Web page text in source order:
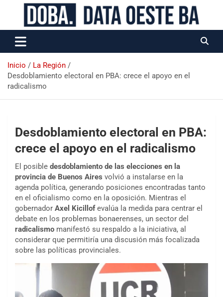
Data Oeste BA
Inicio
La Región
Desdoblamiento electoral en PBA: crece el apoyo en el
radicalismo
Desdoblamiento electoral en PBA:
crece el apoyo en el radicalismo
El posible desdoblamiento de las elecciones en la
provincia de Buenos Aires volvió a instalarse en la
agenda política, generando posiciones encontradas tanto
en el oficialismo como en la oposición. Mientras el
gobernador Axel Kicillofevalúa la medida para centrar el
debate en los problemas bonaerenses, un sector del
radicalismo manifestó su respaldo a la iniciativa, al
considerar que permitiría una discusión más focalizada
sobre las políticas provinciales.